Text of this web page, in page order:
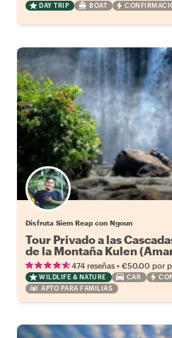
DAY TRIP BOAT
Disfruta Siem Reap con Ngoun
Tour Privado a las
de la Montaña Kulen
474 reseñas • €50.00 por
WILDLIFE & NATURE CAR
APTO PARA FAMILIAS